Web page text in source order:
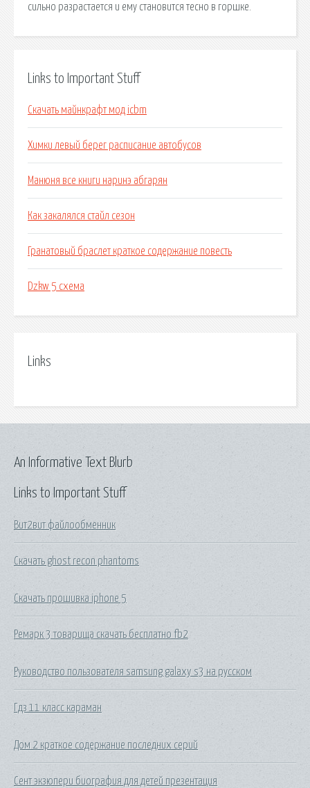
сильно разрастается и ему становится тесно в горшке.
Links to Important Stuff
Скачать майнкрафт мод icbm
Химки левый берег расписание автобусов
Манюня все книги наринэ абгарян
Как закалялся стайл сезон
Гранатовый браслет краткое содержание повесть
Dzkw 5 схема
Links
Links to Important Stuff
Вит2вит файлообменник
Скачать ghost recon phantoms
Скачать прошивка iphone 5
Ремарк 3 товарища скачать бесплатно fb2
Руководство пользователя samsung galaxy s3 на русском
Гдз 11 класс караман
Дом 2 краткое содержание последних серий
Сент экзюпери биография для детей презентация
An Informative Text Blurb